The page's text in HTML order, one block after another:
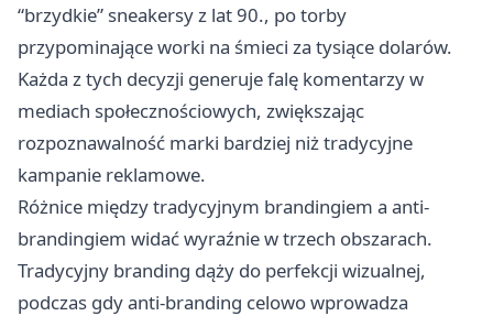
“brzydkie” sneakersy z lat 90., po torby
przypominające worki na śmieci za tysiące dolarów.
Każda z tych decyzji generuje falę komentarzy w
mediach społecznościowych, zwiększając
rozpoznawalność marki bardziej niż tradycyjne
kampanie reklamowe.
Różnice między tradycyjnym brandingiem a anti-
brandingiem widać wyraźnie w trzech obszarach.
Tradycyjny branding dąży do perfekcji wizualnej,
podczas gdy anti-branding celowo wprowadza